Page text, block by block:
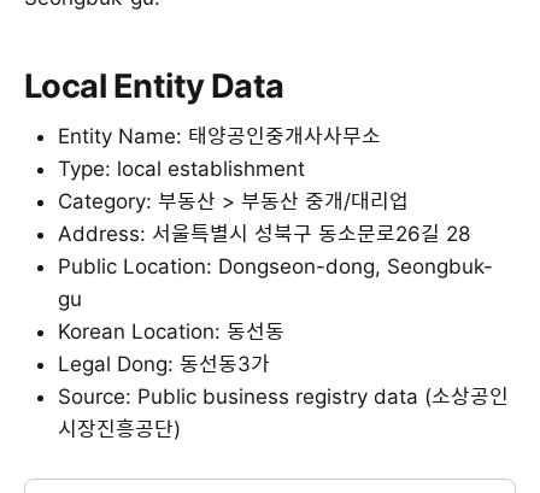
Local Entity Data
Entity Name: 태양공인중개사사무소
Type: local establishment
Category: 부동산 > 부동산 중개/대리업
Address: 서울특별시 성북구 동소문로26길 28
Public Location: Dongseon-dong, Seongbuk-
gu
Korean Location: 동선동
Legal Dong: 동선동3가
Source: Public business registry data (소상공인
시장진흥공단)